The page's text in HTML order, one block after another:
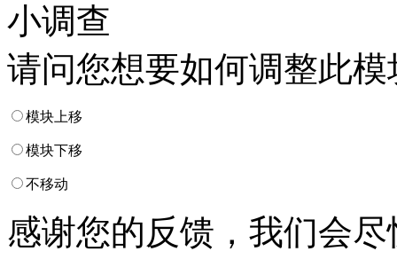
小调查
请问您想要如何调整此模
模块上移
模块下移
不移动
感谢您的反馈，我们会